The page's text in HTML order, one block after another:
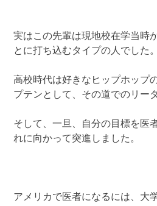
実はこの先輩は現地校在学当時
とに打ち込むタイプの人でした。
高校時代は好きなヒップホップ
プテンとして、その道でのリー
そして、一旦、自分の目標を医
れに向かって突進しました。
アメリカで医者になるには、大